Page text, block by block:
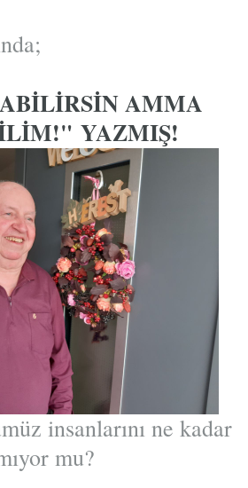
AMMA
YAZMIŞ!
insanlarını ne kadar
mu?